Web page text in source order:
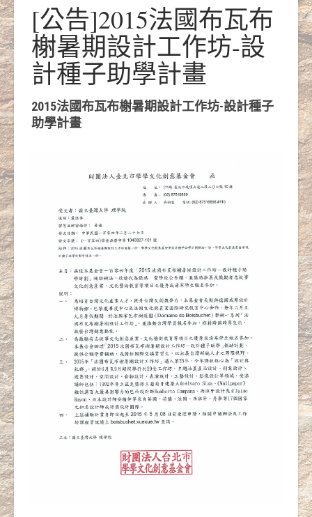
[公告]2015法國布瓦布
榭暑期設計工作坊-設
計種子助學計畫
2015法國布瓦布榭暑期設計工作坊-設計種子
助學計畫